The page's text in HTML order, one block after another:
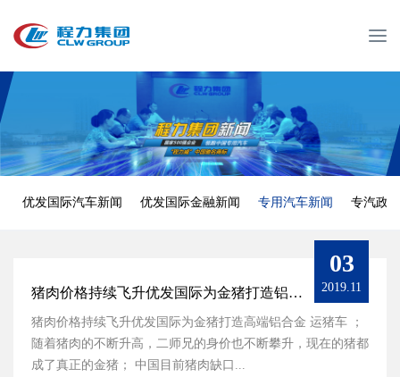
T
e
n
a
v
优发国际汽车新闻 优发国际金融新闻 专用汽车新闻 专汽政
猪肉价格持续飞升优发国际为金猪打造铝合金运猪车
猪肉价格持续飞升优发国际为金猪打造高端铝合金 运猪车 ；
随着猪肉的不断升高，二师兄的身价也不断攀升，现在的猪都
成了真正的金猪； 中国目前猪肉缺口...
03
2019.11